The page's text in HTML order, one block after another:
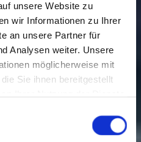
unsere Website zu
wir Informationen zu Ihrer
an unsere Partner für
Analysen weiter. Unsere
möglicherweise mit
Sie ihnen bereitgestellt
weiterhin nutzen.